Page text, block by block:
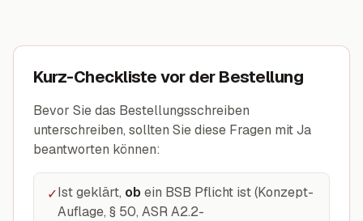
Kurz-Checkliste vor der Bestellung
Bevor Sie das Bestellungsschreiben
unterschreiben, sollten Sie diese Fragen mit Ja
beantworten können:
✓Ist geklärt, ob ein BSB Pflicht ist (Konzept-
Auflage, § 50, ASR A2.2-